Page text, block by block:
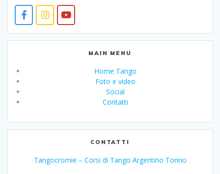
MAIN MENU
Home Tango
Foto e video
Social
Contatti
CONTATTI
Tangocromie – Corsi di Tango Argentino Torino